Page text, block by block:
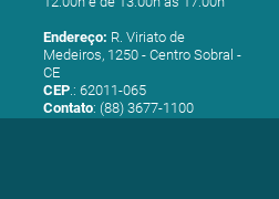
Endereço: R. Viriato de
Medeiros, 1250 - Centro Sobral -
CE
CEP.: 62011-065
Contato: (88) 3677-1100